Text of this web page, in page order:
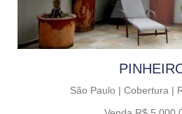
São Paulo | Cobertura |